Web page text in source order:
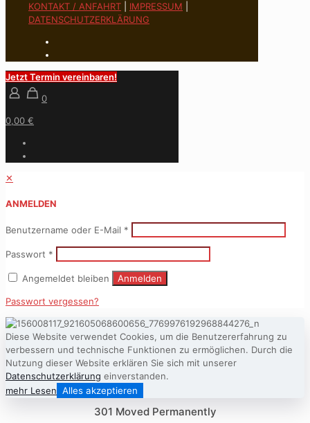
KONTAKT / ANFAHRT
IMPRESSUM
DATENSCHUTZERKLÄRUNG
Jetzt Termin vereinbaren!
0
0,00 €
✕
ANMELDEN
Benutzername oder E-Mail *
Passwort *
Angemeldet bleiben Anmelden
Passwort vergessen?
Diese Website verwendet Cookies, um die Benutzererfahrung zu
verbessern und technische Funktionen zu ermöglichen. Durch die
Nutzung dieser Website erklären Sie sich mit unserer
Datenschutzerklärung einverstanden.
mehr Lesen Alles akzeptieren
301 Moved Permanently